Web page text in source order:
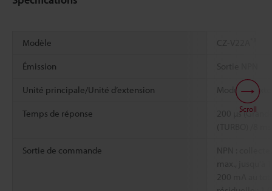
Modèle CZ-V22A
Émission Sortie NPN
Unité principale/Unité d’extension Module
Temps de réponse
200 µs
(TURBO) /8 ms
Sortie de commande
max., jusqu'à
200 mA au
Scroll